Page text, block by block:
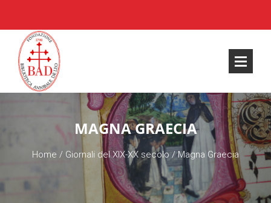
MAGNA GRAECIA
Home / Giornali del XIX-XX secolo /Magna Graecia